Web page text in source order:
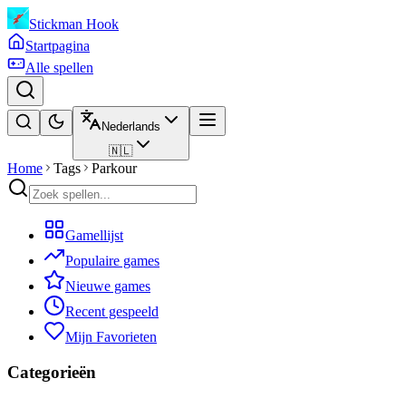
Stickman Hook
Startpagina
Alle spellen
Nederlands
🇳🇱
Home Tags Parkour
Gamellijst
Populaire games
Nieuwe games
Recent gespeeld
Mijn Favorieten
Categorieën